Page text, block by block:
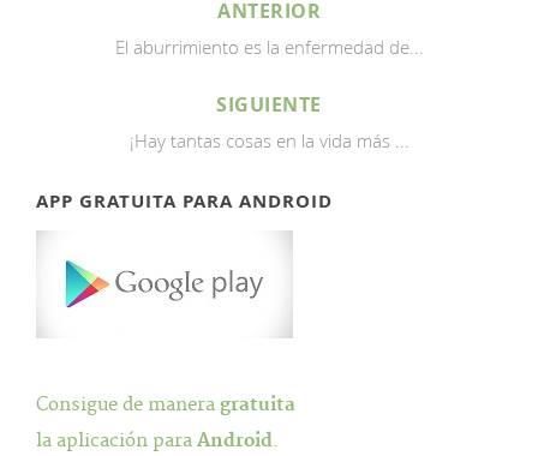
ANTERIOR
El aburrimiento es la enfermedad de...
SIGUIENTE
¡Hay tantas cosas en la vida más ...
APP GRATUITA PARA ANDROID
Consigue de manera gratuita
la aplicación para Android.